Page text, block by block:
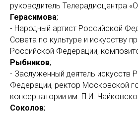
руководитель Телерадиоцентра
Герасимова;
- Народный артист Российской
Совета по культуре и искусству
Российской Федерации,
Рыбников;
- Заслуженный деятель искусств
Федерации, ректор Московской
консерватории им. П.И.
Соколов;